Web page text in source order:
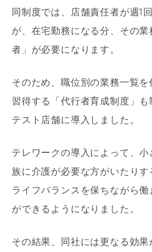
同制度では、店舗責任者が週1
が、在宅勤務になる分、その
者」が必要になります。
そのため、職位別の業務一覧
習得する「代行者育成制度」
テスト店舗に導入しました。
テレワークの導入によって、
族に介護が必要な方がいたりす
ライフバランスを保ちながら
ができるようになりました。
その結果、同社には更なる効